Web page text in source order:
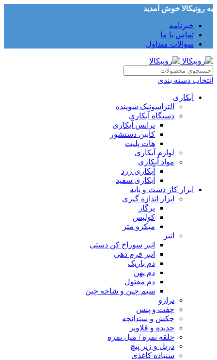
به رونیکالا خوش آمدید
خبرنامه
تماس با ما
سوالات متداول
انتخاب دسته بندی
آبکاری
التراسونیک شوینده
دستگاه آبکاری
ترانس آبکاری
کابین دستشور
هات پلیت
لوازم آبکاری
مواد آبکاری
آبکاری زرد
آبکاری سفید
ابزار کار دست و پایه
ابزار اندازه گیری
پرگار
کولیس
میکرو متر
انبر
انبر سوراخ کن دستی
انبر فرم دهی
دم باریک
دم پهن
دم مفتول
سیم چین و شاخه چین
ترازو
چفت و پنس
چکش و سندانچه
حدیده و قلاویز
حلقه نمره / میل نمره
دریل و زیر پیچ
سنباده کاغذی